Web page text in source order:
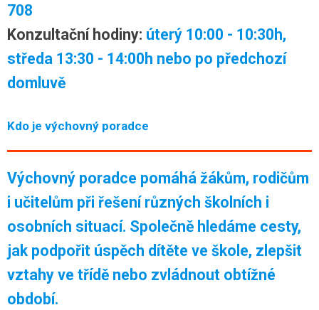
Facebook
708
Konzultační hodiny: úterý 10:00 - 10:30h,
středa 13:30 - 14:00h nebo po předchozí
domluvě
Kdo je výchovný poradce
Výchovný poradce pomáhá žákům, rodičům
i učitelům při řešení různých školních i
osobních situací. Společně hledáme cesty,
jak podpořit úspěch dítěte ve škole, zlepšit
vztahy ve třídě nebo zvládnout obtížné
období.